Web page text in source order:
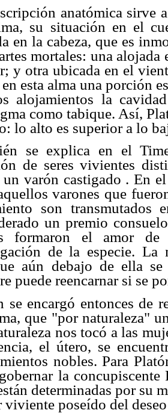
anatómica sirve
su situación en el
en la cabeza, que es
mortales: una
y otra ubicada en el
esta alma una porción
alojamientos la
como tabique. Así,
lo alto es superior a lo
se explica en el
de seres vivientes
un varón castigado . En
varones que
son transmutados
un premio
formaron el amor
de la especie.
aún debajo de ella
puede reencarnar si se
se encargó entonces de
que "por naturaleza"
nos tocó a las
el útero, se
nobles. Para
la
determinadas por su
viviente poseído del